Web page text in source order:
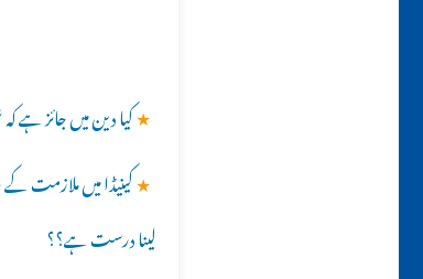
★کیا دین میں جائز ہے
★کینیڈا میں ملازمت
لینا درست ہے؟؟